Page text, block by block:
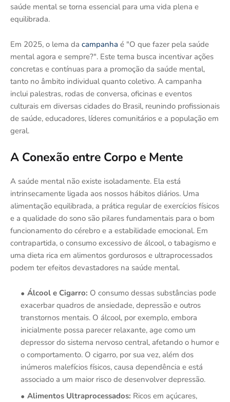
saúde mental se torna essencial para uma vida plena e
equilibrada.
Em 2025, o lema da campanha é "O que fazer pela saúde
mental agora e sempre?". Este tema busca incentivar ações
concretas e contínuas para a promoção da saúde mental,
tanto no âmbito individual quanto coletivo. A campanha
inclui palestras, rodas de conversa, oficinas e eventos
culturais em diversas cidades do Brasil, reunindo profissionais
de saúde, educadores, líderes comunitários e a população em
geral.
A Conexão entre Corpo e Mente
A saúde mental não existe isoladamente. Ela está
intrinsecamente ligada aos nossos hábitos diários. Uma
alimentação equilibrada, a prática regular de exercícios físicos
e a qualidade do sono são pilares fundamentais para o bom
funcionamento do cérebro e a estabilidade emocional. Em
contrapartida, o consumo excessivo de álcool, o tabagismo e
uma dieta rica em alimentos gordurosos e ultraprocessados
podem ter efeitos devastadores na saúde mental.
Álcool e Cigarro: O consumo dessas substâncias pode
exacerbar quadros de ansiedade, depressão e outros
transtornos mentais. O álcool, por exemplo, embora
inicialmente possa parecer relaxante, age como um
depressor do sistema nervoso central, afetando o humor e
o comportamento. O cigarro, por sua vez, além dos
inúmeros malefícios físicos, causa dependência e está
associado a um maior risco de desenvolver depressão.
Alimentos Ultraprocessados: Ricos em açúcares,